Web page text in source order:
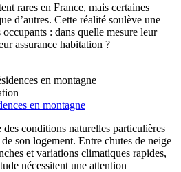
rares en France, mais certaines
d’autres. Cette réalité soulève une
: dans quelle mesure leur
assurance habitation ?
en montagne
conditions naturelles particulières
son logement. Entre chutes de neige
et variations climatiques rapides,
nécessitent une attention